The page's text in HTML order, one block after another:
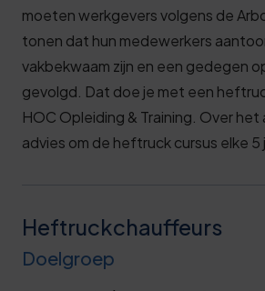
moeten werkgevers volgens de
tonen dat hun medewerkers
vakbekwaam zijn en een gedegen
gevolgd. Dat doe je met een
HOC Opleiding & Training. Over
advies om de heftruck cursus elke 5
Heftruckchauffeurs
Doelgroep